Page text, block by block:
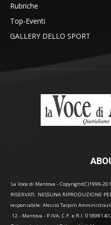
Rubriche
Top-Eventi
GALLERY DELLO SPORT
La Voce di Mantova - Copyright(C)1999-
RISERVATI. NESSUNA RIPRODUZIONE
responsabile: Alessio Tarpini
12 - Mantova - P.IVA, C.F. e R.I.